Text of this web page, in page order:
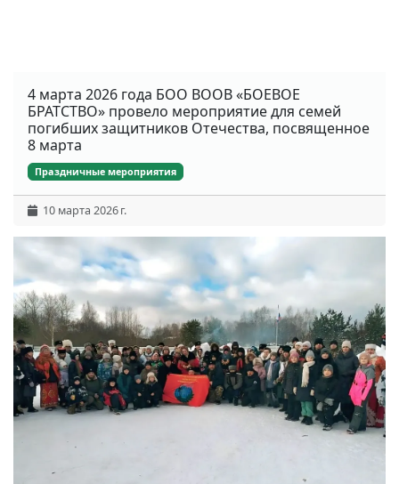
4 марта 2026 года БОО ВООВ «БОЕВОЕ
БРАТСТВО» провело мероприятие для семей
погибших защитников Отечества, посвященное
8 марта
Праздничные мероприятия
10 марта 2026 г.